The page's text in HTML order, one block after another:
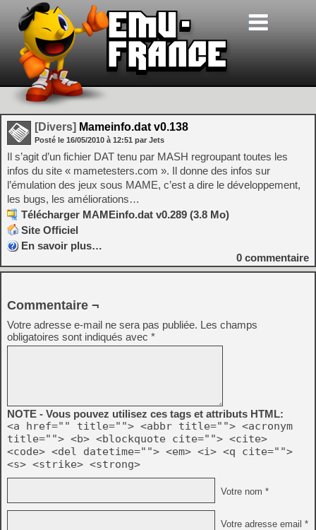
[Divers] Mameinfo.dat v0.138
Posté le 16/05/2010 à 12:51 par Jets
Il s’agit d’un fichier DAT tenu par MASH regroupant toutes les
infos du site « mametesters.com ». Il donne des infos sur
l’émulation des jeux sous MAME, c’est a dire le développement,
les bugs, les améliorations…
Télécharger MAMEinfo.dat v0.289 (3.8 Mo)
Site Officiel
En savoir plus…
0 commentaire
Commentaire ¬
Votre adresse e-mail ne sera pas publiée. Les champs
obligatoires sont indiqués avec *
NOTE - Vous pouvez utilisez ces tags et attributs HTML:
<a href="" title=""> <abbr title=""> <acronym
title=""> <b> <blockquote cite=""> <cite>
<code> <del datetime=""> <em> <i> <q cite="">
<s> <strike> <strong>
Votre nom *
Votre adresse email *